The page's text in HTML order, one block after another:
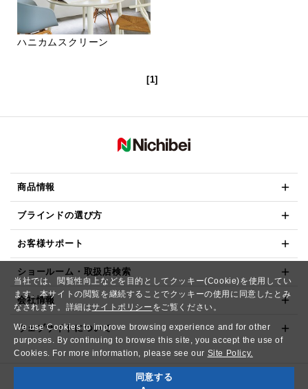
当社では、閲覧性向上などを目的としてクッキー(Cookie)を使用してい
ます。本サイトの閲覧を継続することでクッキーの使用に同意したとみ
なされます。詳細はサイトポリシー をご覧ください。
We use Cookies to improve browsing experience and for other
purposes. By continuing to browse this site, you accept the use of
Cookies. For more information, please see our Site Policy.
同意する
ハニカムスクリーン
[1]
商品情報
ブラインドの選び方
お客様サポート
ショールーム・取扱店検索
会社情報
ウェブサイトについて
Copyright© NICHIBEI CO.,LTD. All Rights Reserved.